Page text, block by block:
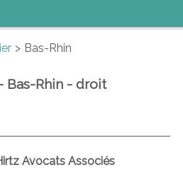
Bas-Rhin
Bas-Rhin - droit
Avocats Associés